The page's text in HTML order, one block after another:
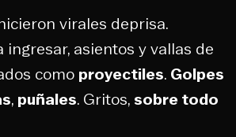
virales deprisa.
ingresar, asientos y vallas de
como proyectiles. Golpes
, puñales. Gritos,sobre todo